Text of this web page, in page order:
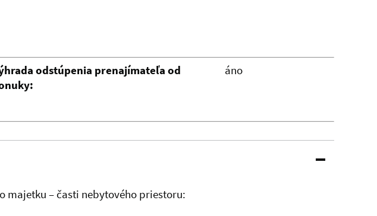
odstúpenia prenajímateľa od
áno
majetku – časti nebytového priestoru: